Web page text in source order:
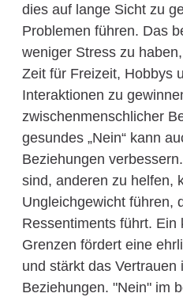
dies auf lange Sicht zu
Problemen führen. Das
weniger Stress zu
Zeit für Freizeit, Hobbys
Interaktionen zu
zwischenmenschlicher
gesundes „Nein“ kann
Beziehungen
sind, anderen zu helfen,
Ungleichgewicht führen,
Ressentiments führt. Ein
Grenzen fördert eine
und stärkt das Vertrauen
Beziehungen. "Nein" im